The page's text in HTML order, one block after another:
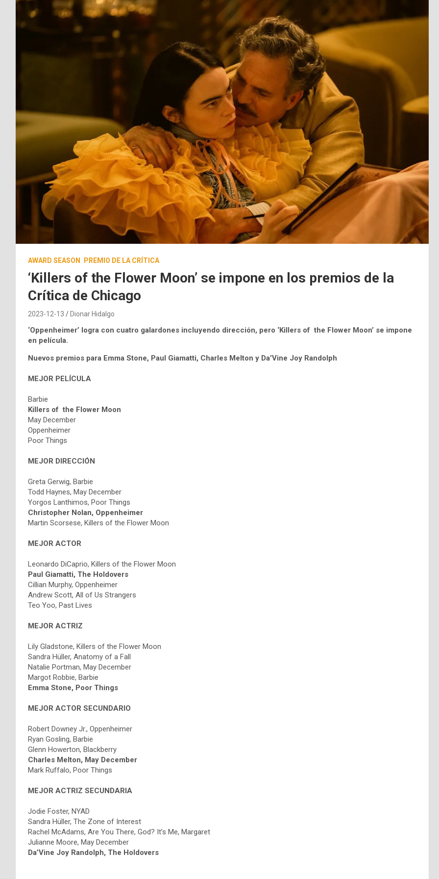
AWARD SEASON PREMIO DE LA CRÍTICA
‘Killers of the Flower Moon’ se impone en los premios de la
Crítica de Chicago
2023-12-13 Dionar Hidalgo
‘Oppenheimer’ logra con cuatro galardones incluyendo dirección, pero ‘Killers of the Flower Moon’ se impone
en película.
Nuevos premios para Emma Stone, Paul Giamatti, Charles Melton y Da’Vine Joy Randolph
MEJOR PELÍCULA
Barbie
Killers of the Flower Moon
May December
Oppenheimer
Poor Things
MEJOR DIRECCIÓN
Greta Gerwig, Barbie
Todd Haynes, May December
Yorgos Lanthimos, Poor Things
Christopher Nolan, Oppenheimer
Martin Scorsese, Killers of the Flower Moon
MEJOR ACTOR
Leonardo DiCaprio, Killers of the Flower Moon
Paul Giamatti, The Holdovers
Cillian Murphy, Oppenheimer
Andrew Scott, All of Us Strangers
Teo Yoo, Past Lives
MEJOR ACTRIZ
Lily Gladstone, Killers of the Flower Moon
Sandra Hüller, Anatomy of a Fall
Natalie Portman, May December
Margot Robbie, Barbie
Emma Stone, Poor Things
MEJOR ACTOR SECUNDARIO
Robert Downey Jr., Oppenheimer
Ryan Gosling, Barbie
Glenn Howerton, Blackberry
Charles Melton, May December
Mark Ruffalo, Poor Things
MEJOR ACTRIZ SECUNDARIA
Jodie Foster, NYAD
Sandra Hüller, The Zone of Interest
Rachel McAdams, Are You There, God? It’s Me, Margaret
Julianne Moore, May December
Da’Vine Joy Randolph, The Holdovers